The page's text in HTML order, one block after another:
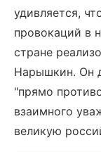
удивляется,
провокаций в
стране
Нарышкин. Он
"прямо
взаимного
великую